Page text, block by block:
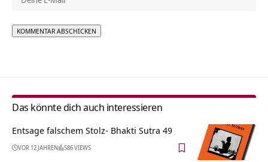
Das könnte dich auch interessieren
Entsage falschem Stolz- Bhakti Sutra 49
VOR 12 JAHREN 586 VIEWS